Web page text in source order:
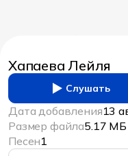
Хапаева Лейля
Слушать
Дата добавления13
Размер файла5.17 МБ
Песен1